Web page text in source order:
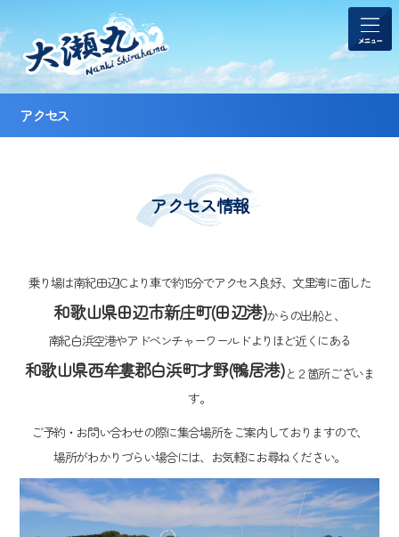
アクセス
アクセス情報
乗り場は南紀田辺ICより車で約15分でアクセス良好、文里湾に面した
和歌山県田辺市新庄町(田辺港)からの出船と、
南紀白浜空港やアドベンチャーワールドよりほど近くにある
和歌山県西牟婁郡白浜町才野(鴨居港)と２箇所ございま
す。
ご予約・お問い合わせの際に集合場所をご案内しておりますので、
場所がわかりづらい場合には、お気軽にお尋ねください。